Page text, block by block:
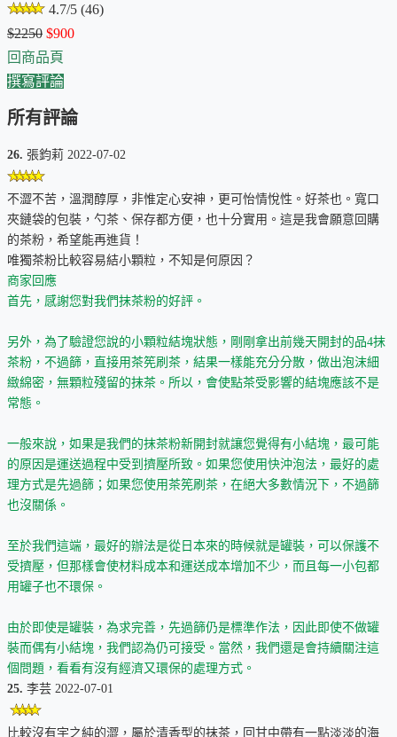
4.7/5 (46)
$2250 $900
回商品頁
撰寫評論
所有評論
26. 張鈞莉 2022-07-02
不澀不苦，溫潤醇厚，非惟定心安神，更可怡情悅性。好茶也。寬口
夾鏈袋的包裝，勺茶、保存都方便，也十分實用。這是我會願意回購
的茶粉，希望能再進貨！
唯獨茶粉比較容易結小顆粒，不知是何原因？
商家回應
首先，感謝您對我們抹茶粉的好評。
另外，為了驗證您說的小顆粒結塊狀態，剛剛拿出前幾天開封的品4抹
茶粉，不過篩，直接用茶筅刷茶，結果一樣能充分分散，做出泡沫細
緻綿密，無顆粒殘留的抹茶。所以，會使點茶受影響的結塊應該不是
常態。
一般來說，如果是我們的抹茶粉新開封就讓您覺得有小結塊，最可能
的原因是運送過程中受到擠壓所致。如果您使用快沖泡法，最好的處
理方式是先過篩；如果您使用茶筅刷茶，在絕大多數情況下，不過篩
也沒關係。
至於我們這端，最好的辦法是從日本來的時候就是罐裝，可以保護不
受擠壓，但那樣會使材料成本和運送成本增加不少，而且每一小包都
用罐子也不環保。
由於即使是罐裝，為求完善，先過篩仍是標準作法，因此即使不做罐
裝而偶有小結塊，我們認為仍可接受。當然，我們還是會持續關注這
個問題，看看有沒有經濟又環保的處理方式。
25. 李芸 2022-07-01
比較沒有宇之純的澀，屬於清香型的抹茶，回甘中帶有一點淡淡的海